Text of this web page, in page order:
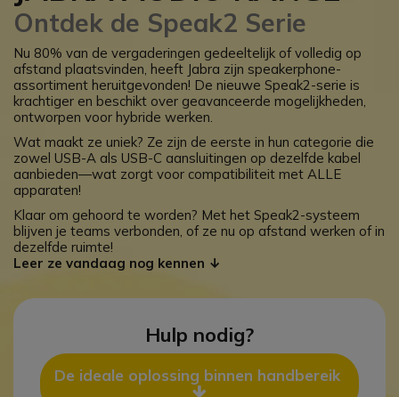
Ontdek de Speak2 Serie
Nu 80% van de vergaderingen gedeeltelijk of volledig op
afstand plaatsvinden, heeft Jabra zijn speakerphone-
assortiment heruitgevonden! De nieuwe Speak2-serie is
krachtiger en beschikt over geavanceerde mogelijkheden,
ontworpen voor hybride werken.
Wat maakt ze uniek? Ze zijn de eerste in hun categorie die
zowel USB-A als USB-C aansluitingen op dezelfde kabel
aanbieden—wat zorgt voor compatibiliteit met ALLE
apparaten!
Klaar om gehoord te worden? Met het Speak2-systeem
blijven je teams verbonden, of ze nu op afstand werken of in
dezelfde ruimte!
Leer ze vandaag nog kennen ↓
Hulp nodig?
De ideale oplossing binnen handbereik